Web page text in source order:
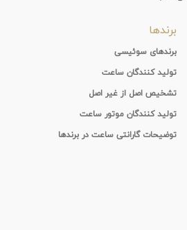
برندها
برندهای سوئیسی
تولید کنندگان ساعت
تشخیص اصل از غیر اصل
تولید کنندگان موتور ساعت
توضیحات گارانتی ساعت در برندها